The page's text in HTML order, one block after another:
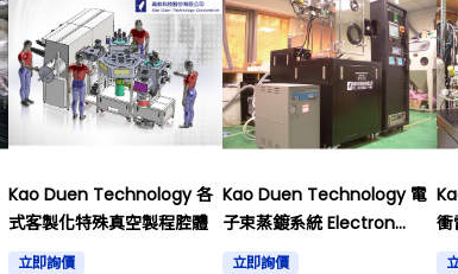
Kao Duen Technology 各
式客製化特殊真空製程腔體
立即詢價
Kao Duen Technology 電
子束蒸鍍系統 Electron
Beam Evaporator
立即詢價
衝